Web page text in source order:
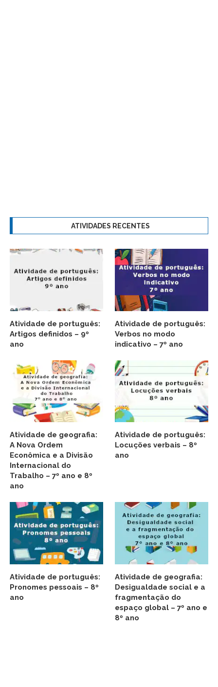
ATIVIDADES RECENTES
Atividade de português:
Artigos definidos – 9º
ano
Atividade de português:
Verbos no modo
indicativo – 7º ano
Atividade de geografia:
A Nova Ordem
Econômica e a Divisão
Internacional do
Trabalho – 7º ano e 8º
ano
Atividade de português:
Locuções verbais – 8º
ano
Atividade de português:
Pronomes pessoais – 8º
ano
Atividade de geografia:
Desigualdade social e a
fragmentação do
espaço global – 7º ano e
8º ano